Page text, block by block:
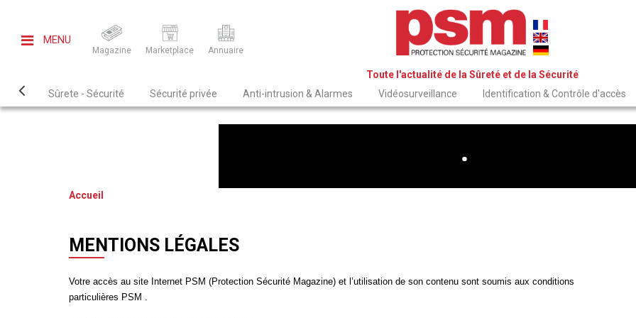
MENU
Magazine Marketplace Annuaire
Toute l'actualité de la Sûreté et de la Sécurité
Sûrete - Sécurité Sécurité privée Anti-intrusion & Alarmes Vidéosurveillance Identification & Contrôle d'accès
Accueil
MENTIONS LÉGALES
Votre accès au site Internet PSM (Protection Sécurité Magazine) et l’utilisation de son contenu sont soumis aux conditions
particulières PSM .